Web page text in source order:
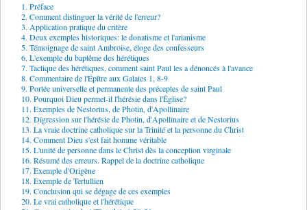
1. Préface
2. Comment distinguer la vérité de l'erreur?
3. Application pratique du critère
4. Deux exemples historiques: le donatisme et l'arianisme
5. Témoignage de saint Ambroise, éloge des confesseurs
6. L'exemple du baptême des hérétiques
7. Tactique des hérétiques, comment saint Paul les a dénoncés à l'avance
8. Commentaire de l'Épître aux Galates 1, 8-9
9. Portée universelle et permanente des préceptes de saint Paul
10. Pourquoi Dieu permet-il l'hérésie dans l'Église?
11. Exemples de Nestorius, de Photin, d'Apollinaire
12. Digression sur l'hérésie de Photin, d'Apollinaire et de Nestorius
13. La vraie doctrine catholique sur la Trinité et la personne du Christ
14. Comment Dieu s'est fait homme véritable
15. L'unité de personne dans le Christ dès la conception virginale
16. Résumé des erreurs. Rappel de la doctrine catholique
17. Exemple d'Origène
18. Exemple de Tertullien
19. Conclusion qui se dégage de ces exemples
20. Le vrai catholique et l'hérétique